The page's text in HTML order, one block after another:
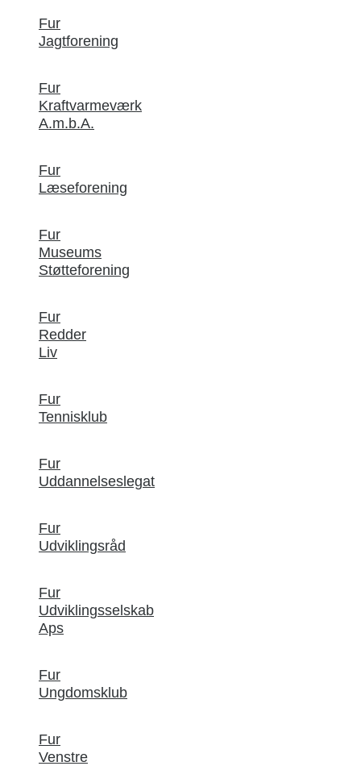
Fur
Jagtforening
Fur
Kraftvarmeværk
A.m.b.A.
Fur
Læseforening
Fur
Museums
Støtteforening
Fur
Redder
Liv
Fur
Tennisklub
Fur
Uddannelseslegat
Fur
Udviklingsråd
Fur
Udviklingsselskab
Aps
Fur
Ungdomsklub
Fur
Venstre